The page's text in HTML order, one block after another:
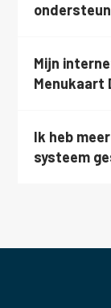
Mijn
Menukaart
Ik heb
systeem